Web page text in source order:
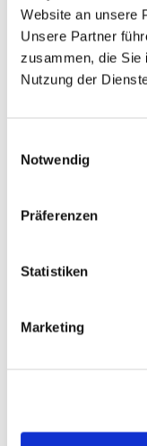
Website an unsere
Unsere Partner
zusammen, die Sie
Nutzung der
Notwendig
Präferenzen
Statistiken
Marketing
Erdzeitalter:
Anteil an